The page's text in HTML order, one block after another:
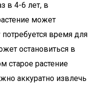
в 4-6 лет, в
может
время для
остановиться в
старое растение
аккуратно извлечь